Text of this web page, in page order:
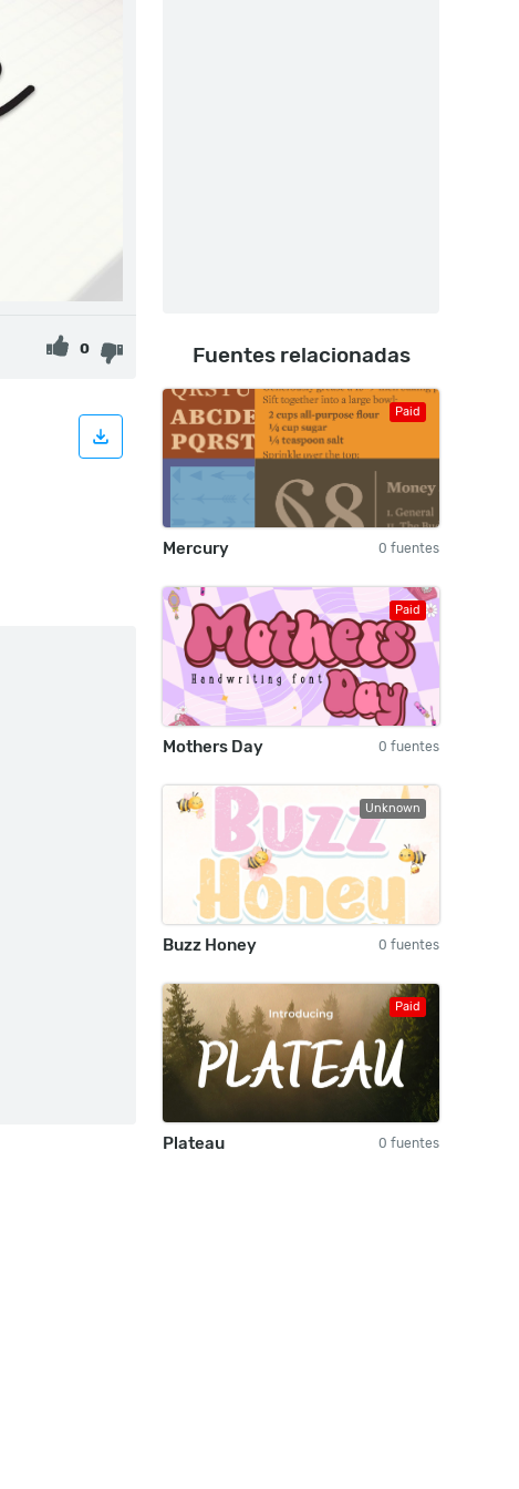
0 Fuentes relacionadas
Paid
Mercury 0 fuentes
Paid
Mothers Day 0 fuentes
Unknown
Buzz Honey 0 fuentes
Paid
Plateau 0 fuentes